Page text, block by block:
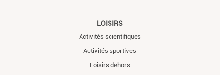
LOISIRS
Activités scientifiques
Activités sportives
Loisirs dehors